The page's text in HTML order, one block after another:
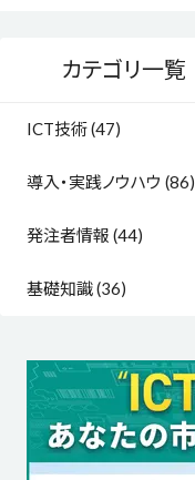
カテゴリ一覧
ICT技術 (47)
導入・実践ノウハウ (86)
発注者情報 (44)
基礎知識 (36)